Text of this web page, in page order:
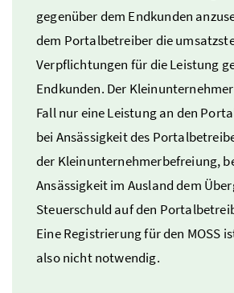
gegenüber dem Endkunden
dem Portalbetreiber die
Verpflichtungen für die Leistung
Endkunden. Der
Fall nur eine Leistung an den
bei Ansässigkeit des
der Kleinunternehmerbefreiung,
Ansässigkeit im Ausland dem
Steuerschuld auf den
Eine Registrierung für den MOSS
also nicht notwendig.